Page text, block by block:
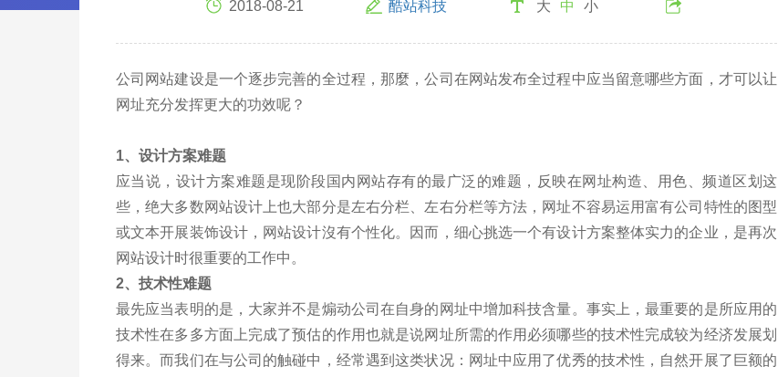
2018-08-21 酷站科技 大 中 小
公司网站建设是一个逐步完善的全过程，那麼，公司在网站发布全过程中应当留意哪些方面，才可以让
网址充分发挥更大的功效呢？
1、设计方案难题
应当说，设计方案难题是现阶段国内网站存有的最广泛的难题，反映在网址构造、用色、频道区划这
些，绝大多数网站设计上也大部分是左右分栏、左右分栏等方法，网址不容易运用富有公司特性的图型
或文本开展装饰设计，网站设计沒有个性化。因而，细心挑选一个有设计方案整体实力的企业，是再次
网站设计时很重要的工作中。
2、技术性难题
最先应当表明的是，大家并不是煽动公司在自身的网址中增加科技含量。事实上，最重要的是所应用的
技术性在多多方面上完成了预估的作用也就是说网址所需的作用必须哪些的技术性完成较为经济发展划
得来。而我们在与公司的触碰中，经常遇到这类状况：网址中应用了优秀的技术性，自然开展了巨额的